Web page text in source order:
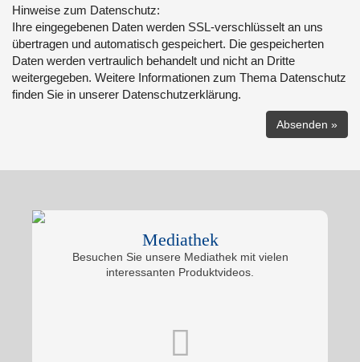
Hinweise zum Datenschutz:
Ihre eingegebenen Daten werden SSL-verschlüsselt an uns
übertragen und automatisch gespeichert. Die gespeicherten
Daten werden vertraulich behandelt und nicht an Dritte
weitergegeben. Weitere Informationen zum Thema Datenschutz
finden Sie in unserer Datenschutzerklärung.
Mediathek
Besuchen Sie unsere Mediathek mit vielen
interessanten Produktvideos.